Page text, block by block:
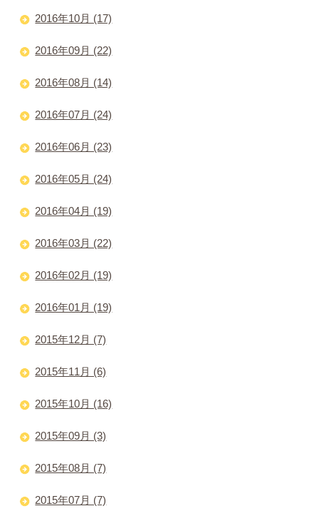
2016年10月 (17)
2016年09月 (22)
2016年08月 (14)
2016年07月 (24)
2016年06月 (23)
2016年05月 (24)
2016年04月 (19)
2016年03月 (22)
2016年02月 (19)
2016年01月 (19)
2015年12月 (7)
2015年11月 (6)
2015年10月 (16)
2015年09月 (3)
2015年08月 (7)
2015年07月 (7)